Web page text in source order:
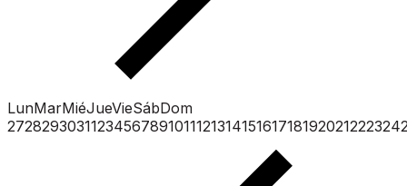
LunMarMiéJueVieSábDom
2728293031123456789101112131415161718192021222324